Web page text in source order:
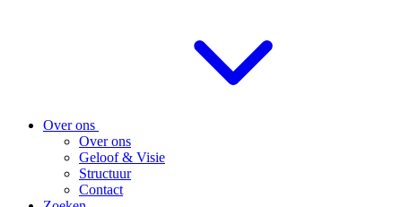
Over ons
Over ons
Geloof & Visie
Structuur
Contact